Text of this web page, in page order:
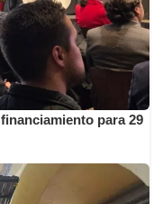
para 29